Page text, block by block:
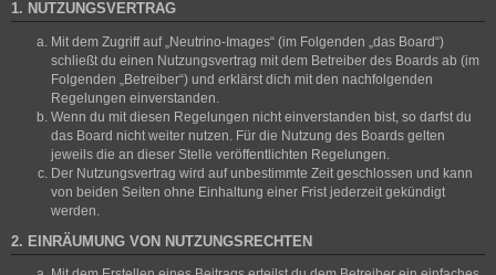
1. NUTZUNGSVERTRAG
Mit dem Zugriff auf „Neutrino-Images“ (im Folgenden „das Board“)
schließt du einen Nutzungsvertrag mit dem Betreiber des Boards ab (im
Folgenden „Betreiber“) und erklärst dich mit den nachfolgenden
Regelungen einverstanden.
Wenn du mit diesen Regelungen nicht einverstanden bist, so darfst du
das Board nicht weiter nutzen. Für die Nutzung des Boards gelten
jeweils die an dieser Stelle veröffentlichten Regelungen.
Der Nutzungsvertrag wird auf unbestimmte Zeit geschlossen und kann
von beiden Seiten ohne Einhaltung einer Frist jederzeit gekündigt
werden.
2. EINRÄUMUNG VON NUTZUNGSRECHTEN